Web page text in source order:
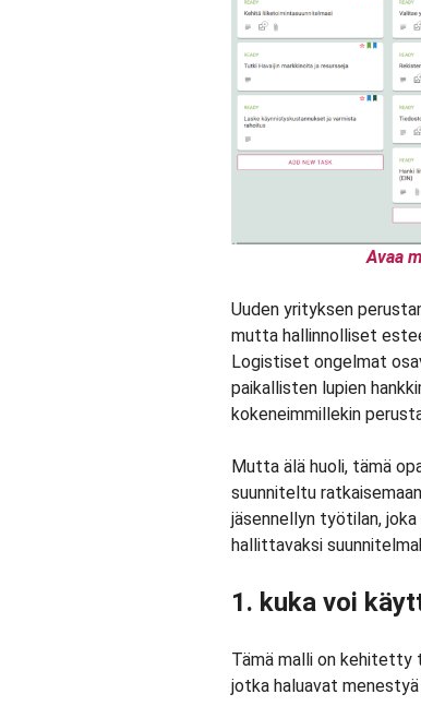
Avaa
Uuden yrityksen
mutta hallinnolliset
Logistiset ongelmat
paikallisten lupien
kokeneimmillekin
Mutta älä huoli, tämä
suunniteltu
jäsennellyn työtilan,
hallittavaksi
1. kuka voi
Tämä malli on kehitetty
jotka haluavat menestyä